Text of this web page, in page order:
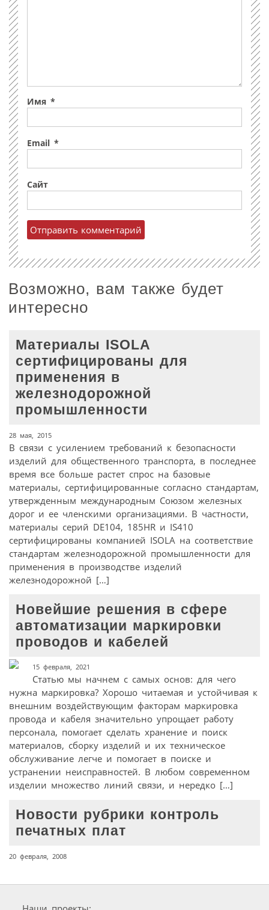
Имя *
Email *
Сайт
Возможно, вам также будет
интересно
Материалы ISOLA
сертифицированы для
применения в
железнодорожной
промышленности
28 мая, 2015
В связи с усилением требований к безопасности
изделий для общественного транспорта, в последнее
время все больше растет спрос на базовые
материалы, сертифицированные согласно стандартам,
утвержденным международным Союзом железных
дорог и ее членскими организациями. В частности,
материалы серий DE104, 185HR и IS410
сертифицированы компанией ISOLA на соответствие
стандартам железнодорожной промышленности для
применения в производстве изделий
железнодорожной […]
Новейшие решения в сфере
автоматизации маркировки
проводов и кабелей
15 февраля, 2021
Статью мы начнем с самых основ: для чего
нужна маркировка? Хорошо читаемая и устойчивая к
внешним воздействующим факторам маркировка
провода и кабеля значительно упрощает работу
персонала, помогает сделать хранение и поиск
материалов, сборку изделий и их техническое
обслуживание легче и помогает в поиске и
устранении неисправностей. В любом современном
изделии множество линий связи, и нередко […]
Новости рубрики контроль
печатных плат
20 февраля, 2008